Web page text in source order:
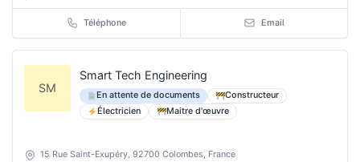
Téléphone Email
SM
Smart Tech Engineering
En attente de documents
Constructeur
Électricien
Maitre d'œuvre
15 Rue Saint-Exupéry, 92700 Colombes, France